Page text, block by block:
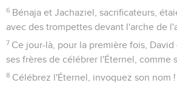
6 Bénaja et Jachaziel, sacrificateurs,
avec des trompettes devant l'arche de
7 Ce jour-là, pour la première fois, David
ses frères de célébrer l'Éternel, comme
8 Célébrez l'Éternel, invoquez son nom